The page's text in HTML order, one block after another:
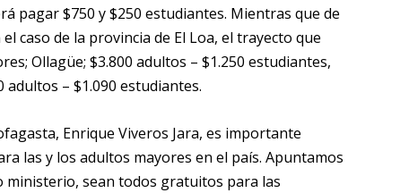
pagar $750 y $250 estudiantes. Mientras que de
caso de la provincia de El Loa, el trayecto que
Ollagüe; $3.800 adultos – $1.250 estudiantes,
adultos – $1.090 estudiantes.
Enrique Viveros Jara, es importante
las y los adultos mayores en el país. Apuntamos
sean todos gratuitos para las